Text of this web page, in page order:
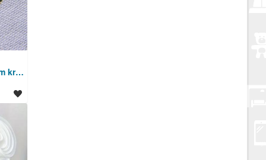
BROŠ - Vjenac sa zelenim kristalima. Staro. SAND-2